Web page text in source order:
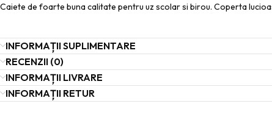
Caiete de foarte buna calitate pentru uz scolar si birou. Coperta
INFORMAȚII SUPLIMENTARE
RECENZII (0)
INFORMAȚII LIVRARE
INFORMAȚII RETUR